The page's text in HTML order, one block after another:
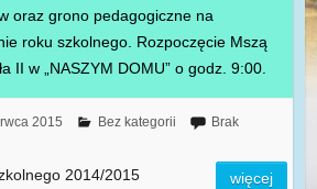
oraz grono pedagogiczne na
roku szkolnego. Rozpoczęcie Mszą
II w „NASZYM DOMU” o godz. 9:00.
2015 Bez kategorii
Brak
2014/2015 więcej